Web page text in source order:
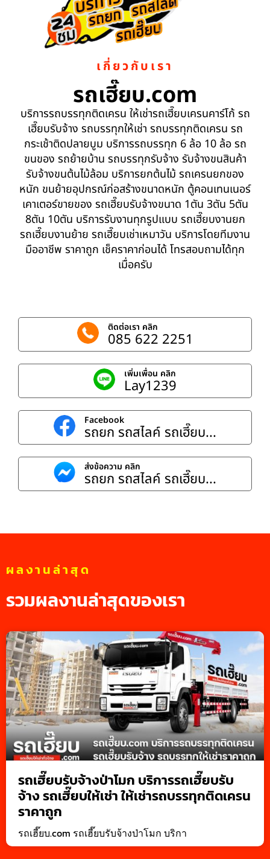
เกี่ยวกับเรา
รถเฮี๊ยบ.com
บริการรถบรรทุกติดเครน ให้เช่ารถเฮี๊ยบเครนคาร์โก้ รถ
เฮี๊ยบรับจ้าง รถบรรทุกให้เช่า รถบรรทุกติดเครน รถ
กระเช้าติดปลายบูม บริการรถบรรทุก 6 ล้อ 10 ล้อ รถ
ขนของ รถย้ายบ้าน รถบรรทุกรับจ้าง รับจ้างขนสินค้า
รับจ้างขนต้นไม้ล้อม บริการยกต้นไม้ รถเครนยกของ
หนัก ขนย้ายอุปกรณ์ก่อสร้างขนาดหนัก ตู้คอนเทนเนอร์
เคาเตอร์ขายของ รถเฮี๊ยบรับจ้างขนาด 1ตัน 3ตัน 5ตัน
8ตัน 10ตัน บริการรับงานทุกรูปแบบ รถเฮี๊ยบงานยก
รถเฮี๊ยบงานย้าย รถเฮี๊ยบเช่าเหมาวัน บริการโดยทีมงาน
มืออาชีพ ราคาถูก เช็คราคาก่อนได้ โทรสอบถามได้ทุก
เมื่อครับ
ติดต่อเรา คลิก
085 622 2251
เพิ่มเพื่อน คลิก
Lay1239
Facebook
รถยก รถสไลค์ รถเฮี๊ยบ...
ส่งข้อความ คลิก
รถยก รถสไลค์ รถเฮี๊ยบ...
ผลงานล่าสุด
รวมผลงานล่าสุดของเรา
รถเฮี๊ยบรับจ้างป่าโมก บริการรถเฮี๊ยบรับ
จ้าง รถเฮี๊ยบให้เช่า ให้เช่ารถบรรทุกติดเครน
ราคาถูก
รถเฮี๊ยบ.com รถเฮี๊ยบรับจ้างป่าโมก บริกา